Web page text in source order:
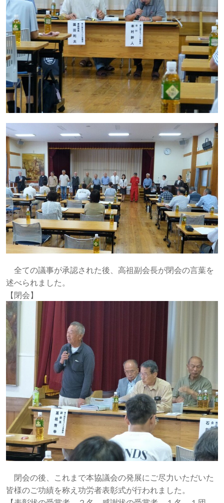
全ての議事が承認された後、高祖副会長が閉会の言葉を
述べられました。
【閉会】
閉会の後、これまで本協議会の発展にご尽力いただいた
皆様のご功績を称え功労者表彰式が行われました。